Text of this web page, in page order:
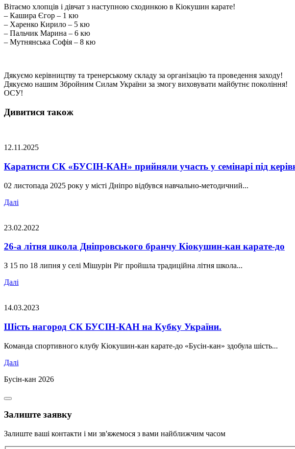
Вітаємо хлопців і дівчат з наступною сходинкою в Кіокушин карате!
– Кашира Єгор – 1 кю
– Харенко Кирило – 5 кю
– Пальчик Марина – 6 кю
– Мутнянська Софія – 8 кю
Дякуємо керівництву та тренерському складу за організацію та проведення заходу!
Дякуємо нашим Збройним Силам України за змогу виховувати майбутнє покоління!
ОСУ!
Дивитися також
12.11.2025
Каратисти СК «БУСІН-КАН» прийняли участь у семінарі під
02 листопада 2025 року у місті Дніпро відбувся навчально-методичний...
Далі
23.02.2022
26-а літня школа Дніпровського бранчу Кіокушин-кан карате-до
З 15 по 18 липня у селі Мішурін Ріг пройшла традиційна літня школа...
Далі
14.03.2023
Шість нагород СК БУСІН-КАН на Кубку України.
Команда спортивного клубу Кіокушин-кан карате-до «Бусін-кан» здобула шість...
Далі
Бусін-кан 2026
Залиште заявку
Залиште ваші контакти і ми зв'яжемося з вами найближчим часом